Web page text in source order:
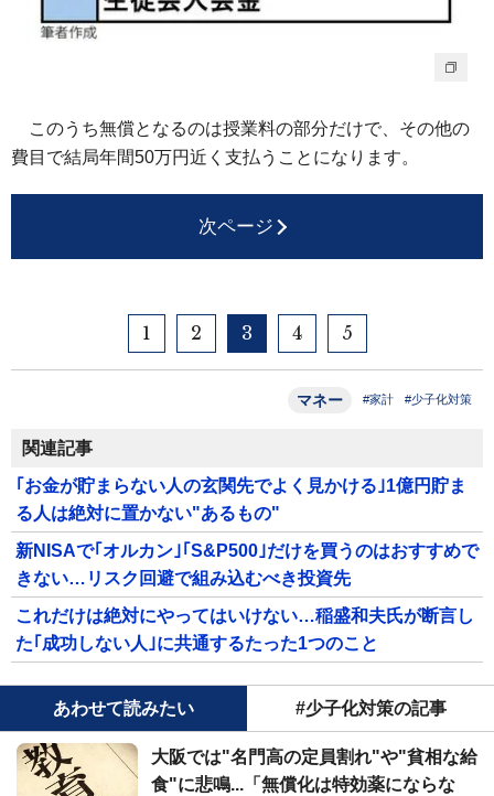
このうち無償となるのは授業料の部分だけで、その他の
費目で結局年間50万円近く支払うことになります。
次ページ
1 2 3 4 5
マネー #家計 #少子化対策
関連記事
｢お金が貯まらない人の玄関先でよく見かける｣1億円貯ま
る人は絶対に置かない"あるもの"
新NISAで｢オルカン｣｢S&P500｣だけを買うのはおすすめで
きない…リスク回避で組み込むべき投資先
これだけは絶対にやってはいけない…稲盛和夫氏が断言し
た｢成功しない人｣に共通するたった1つのこと
あわせて読みたい #少子化対策の記事
大阪では"名門高の定員割れ"や"貧相な給
食"に悲鳴...「無償化は特効薬にならな